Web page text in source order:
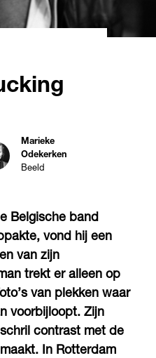
Marieke
Odekerken
Beeld
Belgische band
vond hij een
van zijn
trekt er alleen op
van plekken waar
voorbijloopt. Zijn
contrast met de
In Rotterdam